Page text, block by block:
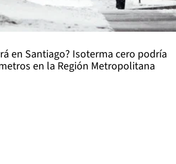
en Santiago? Isoterma cero podría
en la Región Metropolitana